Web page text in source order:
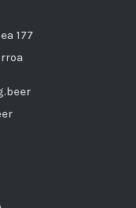
177